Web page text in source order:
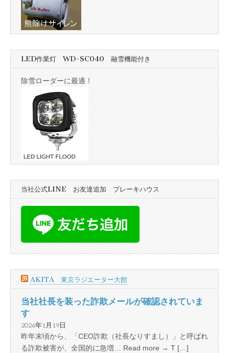
LED作業灯 WD-SC040 融雪機能付き
除雪ローダーに最適！
当社公式LINE お友達追加 ブレーキハウス
AKITA 東京ラジエーター大館
当社社長を装った詐欺メールが確認されていま
す
2026年1月19日
昨年末頃から、「CEO詐欺（社長なりすまし）」と呼ばれ
る詐欺被害が、全国的に急増… Read more → T […]